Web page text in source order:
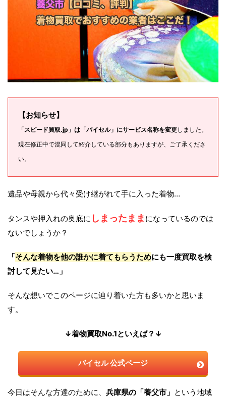
【お知らせ】
「スピード買取.jp」は「バイセル」にサービス名称を変更しました。
現在修正中で混同して紹介している部分もありますが、ご了承くださ
い。
遺品や母親から代々受け継がれて手に入った着物…
タンスや押入れの奥底に しまったまま になっているのでは
ないでしょうか？
「そんな着物を他の誰かに着てもらうためにも一度買取を検
討して見たい…」
そんな想いでこのページに辿り着いた方も多いかと思いま
す。
↓着物買取No.1といえば？↓
バイセル 公式ページ
今日はそんな方達のために、 兵庫県の「養父市」 という地域